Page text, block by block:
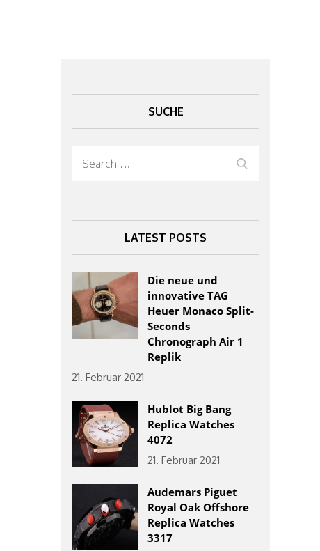
SUCHE
Search
LATEST POSTS
Die neue und
innovative TAG
Heuer Monaco Split-
Seconds
Chronograph Air 1
Replik
21. Februar 2021
Hublot Big Bang
Replica Watches
4072
21. Februar 2021
Audemars Piguet
Royal Oak Offshore
Replica Watches
3317